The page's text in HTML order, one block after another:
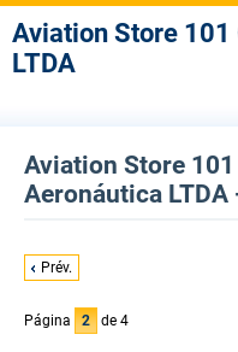
Aviation Store
LTDA
Aviation Store
Aeronáutica
Prév.
Página 2 de 4